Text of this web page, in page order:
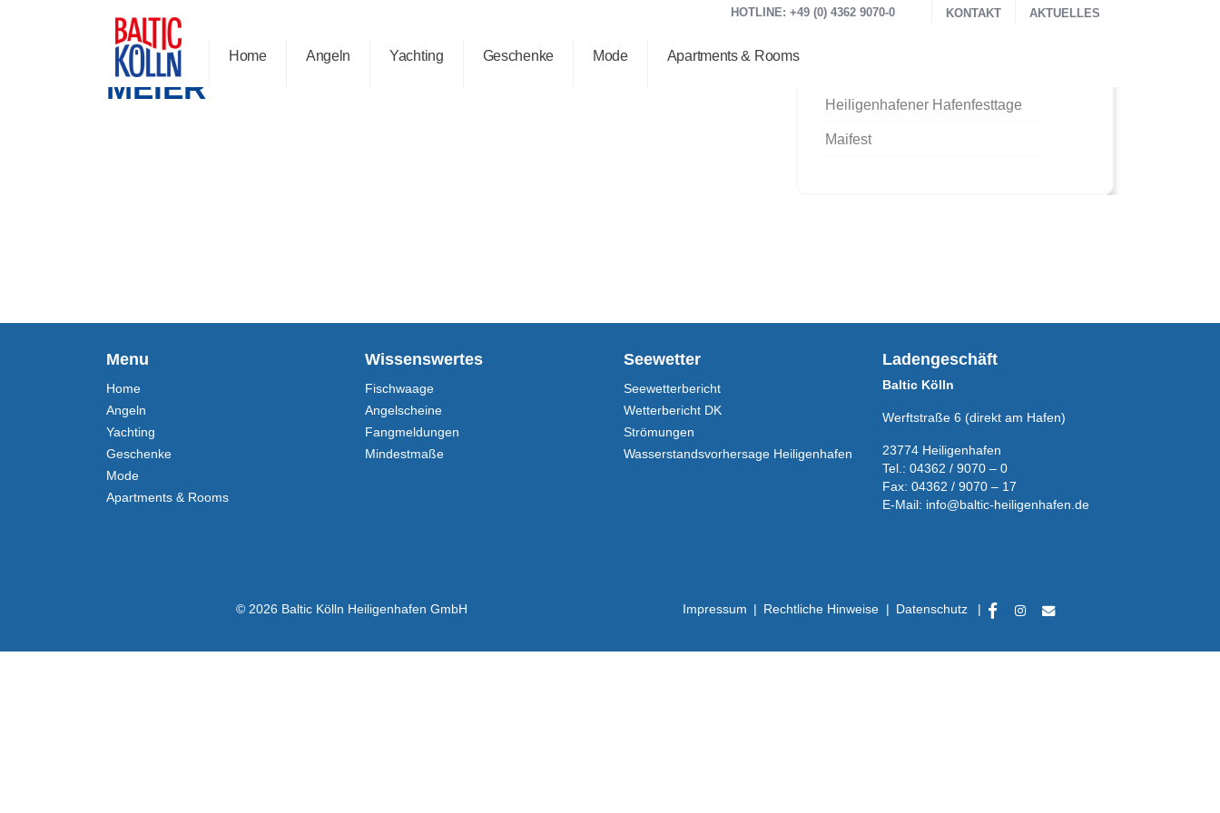
HOTLINE: +49 (0) 4362 9070-0 KONTAKT AKTUELLES
Home Angeln Yachting Geschenke Mode Apartments & Rooms
MEIER Heiligenhafener Hafenfesttage
Maifest
Menu
Home
Angeln
Yachting
Geschenke
Mode
Apartments & Rooms
Wissenswertes
Fischwaage
Angelscheine
Fangmeldungen
Mindestmaße
Seewetter
Seewetterbericht
Wetterbericht DK
Strömungen
Wasserstands­vorhersage Heiligenhafen
Ladengeschäft
Baltic Kölln
Werftstraße 6 (direkt am Hafen)
23774 Heiligenhafen
Tel.: 04362 / 9070 – 0
Fax: 04362 / 9070 – 17
E-Mail: info@baltic-heiligenhafen.de
© 2026 Baltic Kölln Heiligenhafen GmbH Impressum | Rechtliche Hinweise | Datenschutz |